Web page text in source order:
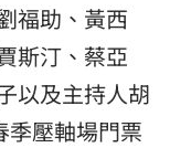
福助、黃西
斯汀、蔡亞
以及主持人胡
季壓軸場門票